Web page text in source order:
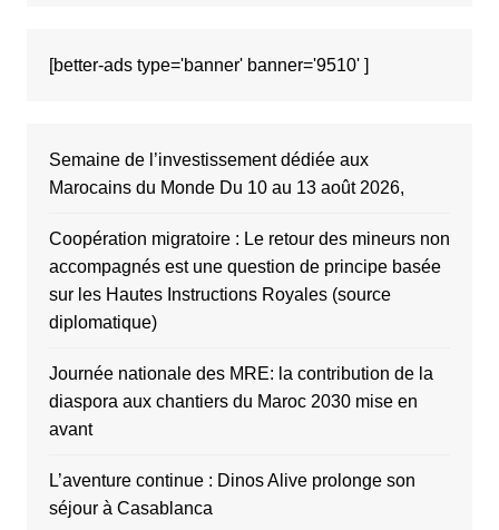
[better-ads type='banner' banner='9510' ]
Semaine de l’investissement dédiée aux
Marocains du Monde Du 10 au 13 août 2026,
Coopération migratoire : Le retour des mineurs non
accompagnés est une question de principe basée
sur les Hautes Instructions Royales (source
diplomatique)
Journée nationale des MRE: la contribution de la
diaspora aux chantiers du Maroc 2030 mise en
avant
L’aventure continue : Dinos Alive prolonge son
séjour à Casablanca